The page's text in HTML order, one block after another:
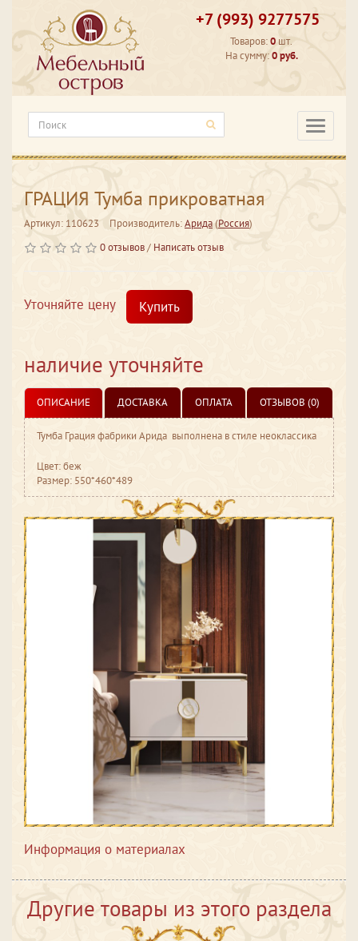
+7 (993) 9277575
Товаров:0 шт.
На сумму:0 руб.
Информация о материалах
ГРАЦИЯ Тумба прикроватная
Артикул: 110623 Производитель:Арида(Россия)
0 отзывов/ Написать отзыв
Уточняйте цену Купить
наличие уточняйте
ОПИСАНИЕ ДОСТАВКА ОПЛАТА ОТЗЫВОВ (0)
Тумба Грация фабрики Арида выполнена в стиле неоклассика
Цвет: беж
Размер: 550*460*489
Другие товары из этого раздела